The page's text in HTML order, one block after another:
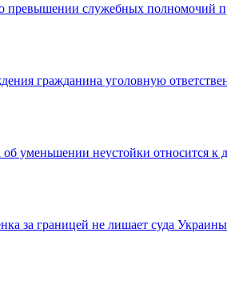
превышении служебных полномочий
гражданина уголовную
уменьшении неустойки относится
за границей не лишает суда